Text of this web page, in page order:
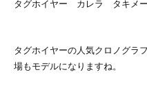
タグホイヤー カレラ タキメ
タグホイヤーの人気クロノグラ
場もモデルになりますね。